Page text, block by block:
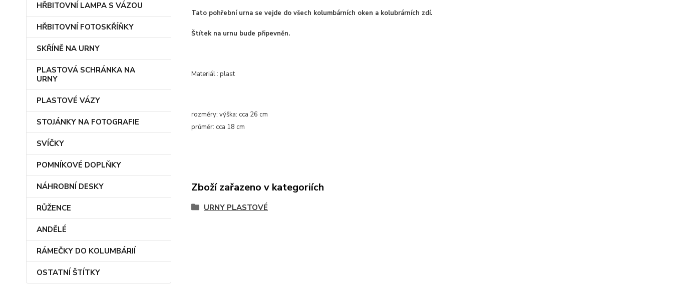
HŘBITOVNÍ LAMPA S VÁZOU
HŘBITOVNÍ FOTOSKŘÍŇKY
SKŘÍNĚ NA URNY
PLASTOVÁ SCHRÁNKA NA
URNY
PLASTOVÉ VÁZY
STOJÁNKY NA FOTOGRAFIE
SVÍČKY
POMNÍKOVÉ DOPLŇKY
NÁHROBNÍ DESKY
RŮŽENCE
ANDĚLÉ
RÁMEČKY DO KOLUMBÁRIÍ
OSTATNÍ ŠTÍTKY
Tato pohřební urna se vejde do všech kolumbárních oken a kolubrárních zdí.
Štítek na urnu bude připevněn.
Materiál : plast
rozměry: výška: cca 26 cm
průměr: cca 18 cm
Zboží zařazeno v kategoriích
URNY PLASTOVÉ